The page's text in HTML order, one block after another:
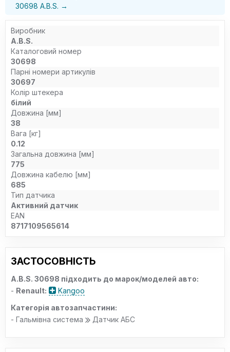
30698 A.B.S. →
Виробник
A.B.S.
Каталоговий номер
30698
Парні номери артикулів
30697
Колір штекера
білий
Довжина [мм]
38
Вага [кг]
0.12
Загальна довжина [мм]
775
Довжина кабелю [мм]
685
Тип датчика
Активний датчик
EAN
8717109565614
ЗАСТОСОВНІСТЬ
A.B.S. 30698 підходить до марок/моделей авто:
- Renault:
Kangoo
Категорія автозапчастини:
- Гальмівна система
Датчик АБС